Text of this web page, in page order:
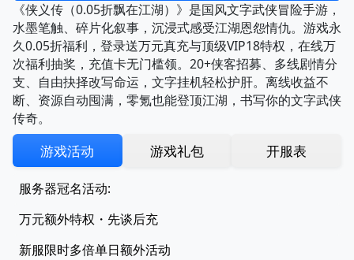
《侠义传（0.05折飘在江湖）》是国风文字武侠冒险手游，
水墨笔触、碎片化叙事，沉浸式感受江湖恩怨情仇。游戏永
久0.05折福利，登录送万元真充与顶级VIP18特权，在线万
次福利抽奖，充值卡无门槛领。20+侠客招募、多线剧情分
支、自由抉择改写命运，文字挂机轻松护肝。离线收益不
断、资源自动囤满，零氪也能登顶江湖，书写你的文字武侠
传奇。
游戏活动 游戏礼包 开服表
服务器冠名活动:
万元额外特权・先谈后充
新服限时多倍单日额外活动